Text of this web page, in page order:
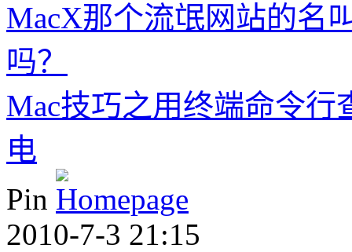
MacX那个流氓网站的名
吗？
Mac技巧之用终端命令行
电
Pin
2010-7-3 21:15